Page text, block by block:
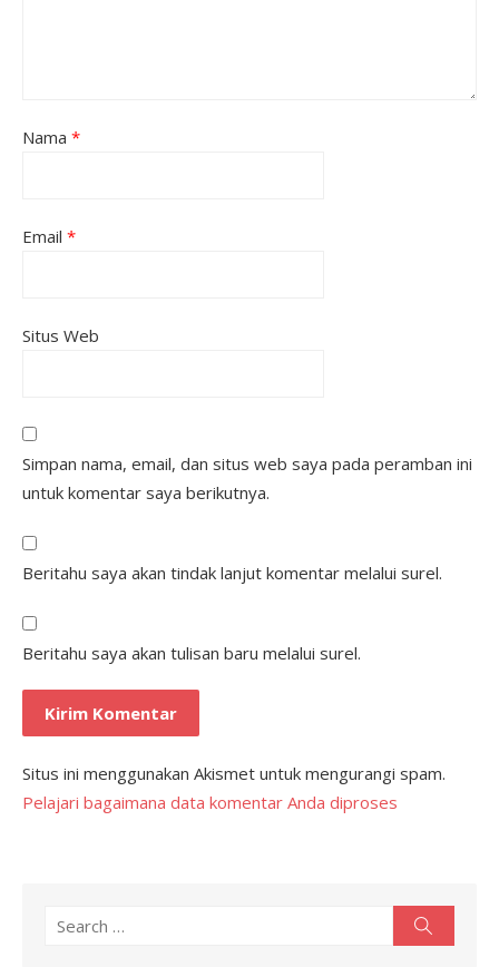
Nama *
Email *
Situs Web
Simpan nama, email, dan situs web saya pada peramban ini
untuk komentar saya berikutnya.
Beritahu saya akan tindak lanjut komentar melalui surel.
Beritahu saya akan tulisan baru melalui surel.
Situs ini menggunakan Akismet untuk mengurangi spam.
Pelajari bagaimana data komentar Anda diproses
Search